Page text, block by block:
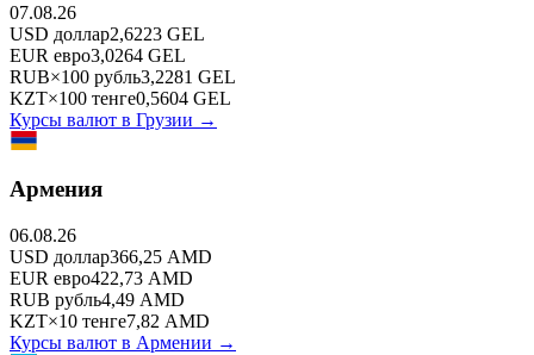
07.08.26
USD доллар2,6223 GEL
EUR евро3,0264 GEL
RUB×100 рубль3,2281 GEL
KZT×100 тенге0,5604 GEL
Курсы валют в Грузии →
Армения
06.08.26
USD доллар366,25 AMD
EUR евро422,73 AMD
RUB рубль4,49 AMD
KZT×10 тенге7,82 AMD
Курсы валют в Армении →